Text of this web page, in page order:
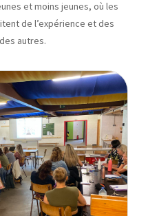
et moins jeunes, où les
de l’expérience et des
autres.